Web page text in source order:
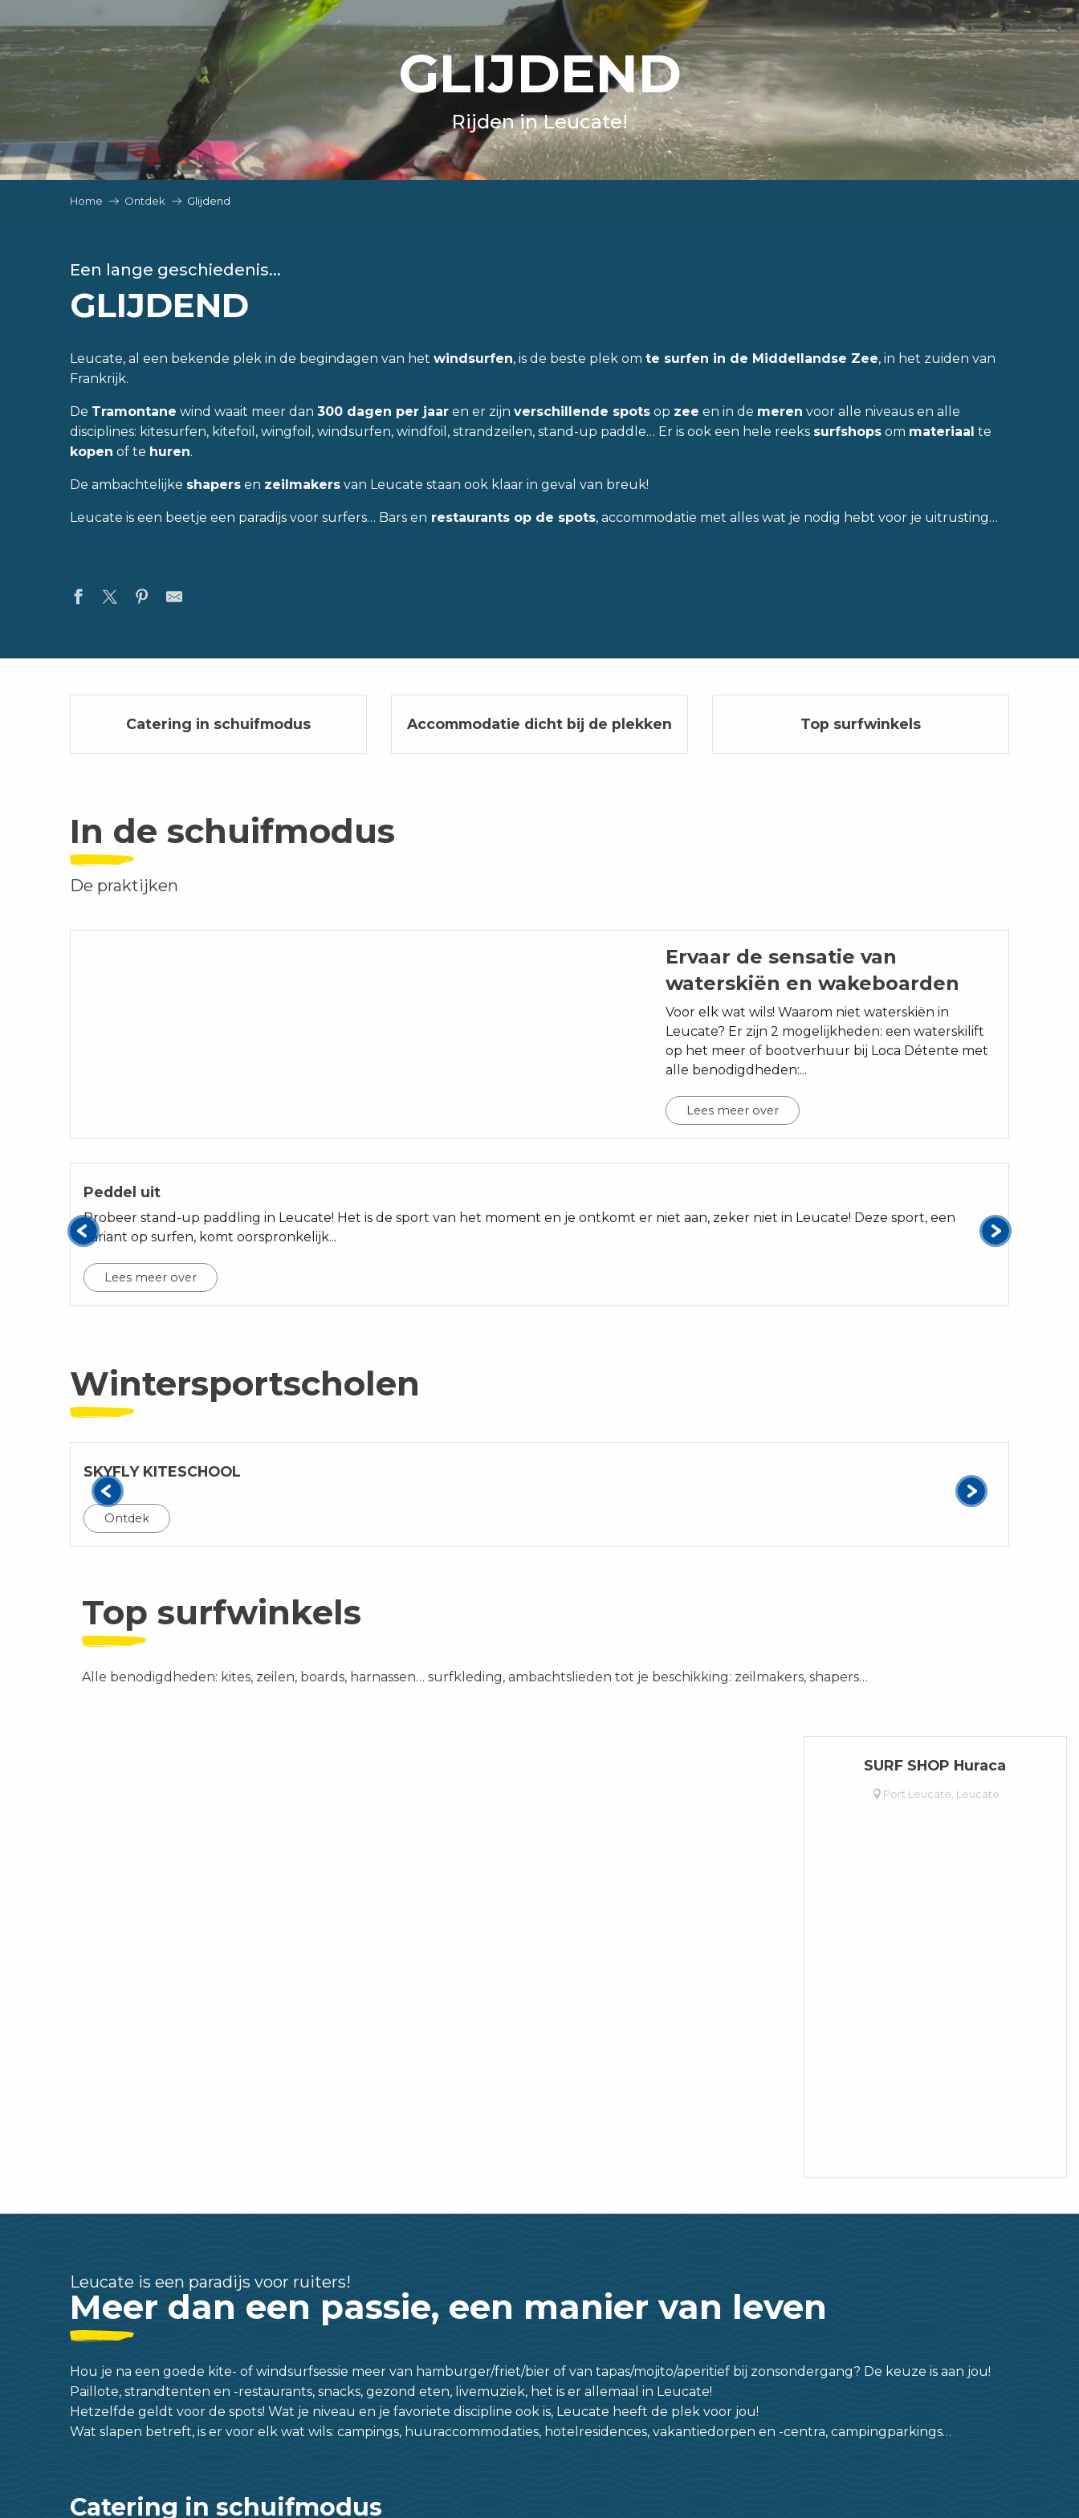
GLIJDEND
Rijden in Leucate!
Home Ontdek Glijdend
Een lange geschiedenis...
GLIJDEND
Leucate, al een bekende plek in de begindagen van het windsurfen, is de beste plek om te surfen in de Middellandse Zee, in het zuiden van
Frankrijk.
De Tramontane wind waait meer dan 300 dagen per jaar en er zijn verschillende spots op zee en in de meren voor alle niveaus en alle
disciplines: kitesurfen, kitefoil, wingfoil, windsurfen, windfoil, strandzeilen, stand-up paddle… Er is ook een hele reeks surfshops om materiaal te
kopen of te huren.
De ambachtelijke shapers en zeilmakers van Leucate staan ook klaar in geval van breuk!
Leucate is een beetje een paradijs voor surfers… Bars en restaurants op de spots, accommodatie met alles wat je nodig hebt voor je uitrusting…
Catering in schuifmodus Accommodatie dicht bij de plekken Top surfwinkels
In de schuifmodus
De praktijken
Ervaar de sensatie van
waterskiën en wakeboarden
Voor elk wat wils! Waarom niet waterskiën in
Leucate? Er zijn 2 mogelijkheden: een waterskilift
op het meer of bootverhuur bij Loca Détente met
alle benodigdheden:...
Lees meer over
02
Peddel uit
Probeer stand-up paddling in Leucate! Het is de sport van het moment en je ontkomt er niet aan, zeker niet in Leucate! Deze sport, een
variant op surfen, komt oorspronkelijk...
Lees meer over
Wintersportscholen
SKYFLY KITESCHOOL
Ontdek
Top surfwinkels
Alle benodigdheden: kites, zeilen, boards, harnassen… surfkleding, ambachtslieden tot je beschikking: zeilmakers, shapers…
SURF SHOP Huraca
Port Leucate, Leucate
Leucate is een paradijs voor ruiters!
Meer dan een passie, een manier van leven
Hou je na een goede kite- of windsurfsessie meer van hamburger/friet/bier of van tapas/mojito/aperitief bij zonsondergang? De keuze is aan jou!
Paillote, strandtenten en -restaurants, snacks, gezond eten, livemuziek, het is er allemaal in Leucate!
Hetzelfde geldt voor de spots! Wat je niveau en je favoriete discipline ook is, Leucate heeft de plek voor jou!
Wat slapen betreft, is er voor elk wat wils: campings, huuraccommodaties, hotelresidences, vakantiedorpen en -centra, campingparkings…
Catering in schuifmodus